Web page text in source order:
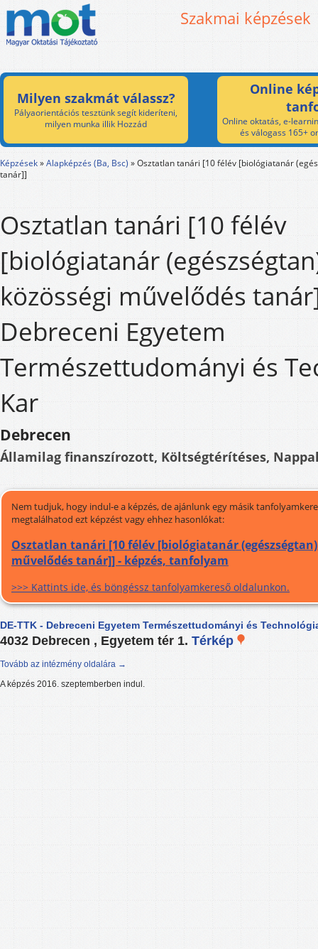
Szakmai képzések
Milyen szakmát válassz?
Pályaorientációs tesztünk segít kideríteni,
milyen munka illik Hozzád
Online
Online oktatás, e-
és válogass 165+
Képzések»Alapképzés (Ba, Bsc) »Osztatlan tanári [10 félév [biológiatanár
tanár]]
Osztatlan tanári [10 félév
[biológiatanár
közösségi művelődés
Debreceni Egyetem
Természettudományi és
Kar
Debrecen
Államilag finanszírozott, Költségtérítéses,
Nem tudjuk, hogy indul-e a képzés, de ajánlunk egy másik
megtalálhatod ezt képzést vagy ehhez hasonlókat:
Osztatlan tanári [10 félév [biológiatanár
művelődés tanár]] - képzés, tanfolyam
>>> Kattints ide, és böngéssz tanfolyamkereső oldalunkon.
DE-TTK - Debreceni Egyetem Természettudományi és
4032 Debrecen , Egyetem tér 1. Térkép
Tovább az intézmény oldalára →
A képzés 2016. szeptemberben indul.